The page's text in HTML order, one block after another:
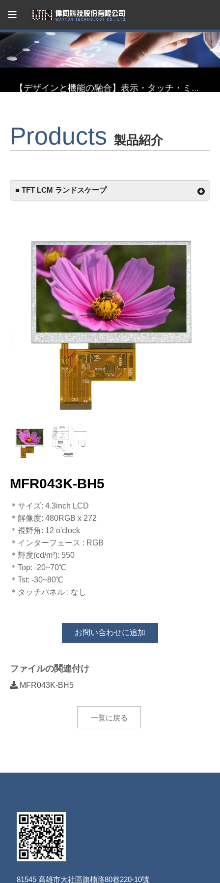
Capacitive Touch Panel developed by WAYTON
Products 製品紹介
■ TFT LCM ランドスケープ
MFR043K-BH5
＊サイズ: 4.3inch LCD
＊解像度​​​​​​​: 480RGB x 272
＊視野角: 12 o'clock
＊インターフェース​​​​​​​​​​​​​​ : RGB
＊輝度​​​​​​​​​​​​​​(cd/m²): 550
＊Top: -20~70℃
​​​​​​​＊Tst: -30~80℃
＊タッチパネル​​​​​​​ : なし
お問い合わせに追加
ファイルの関連付け
MFR043K-BH5
一覧に戻る
81545高雄市大社區旗楠路80巷220-10號